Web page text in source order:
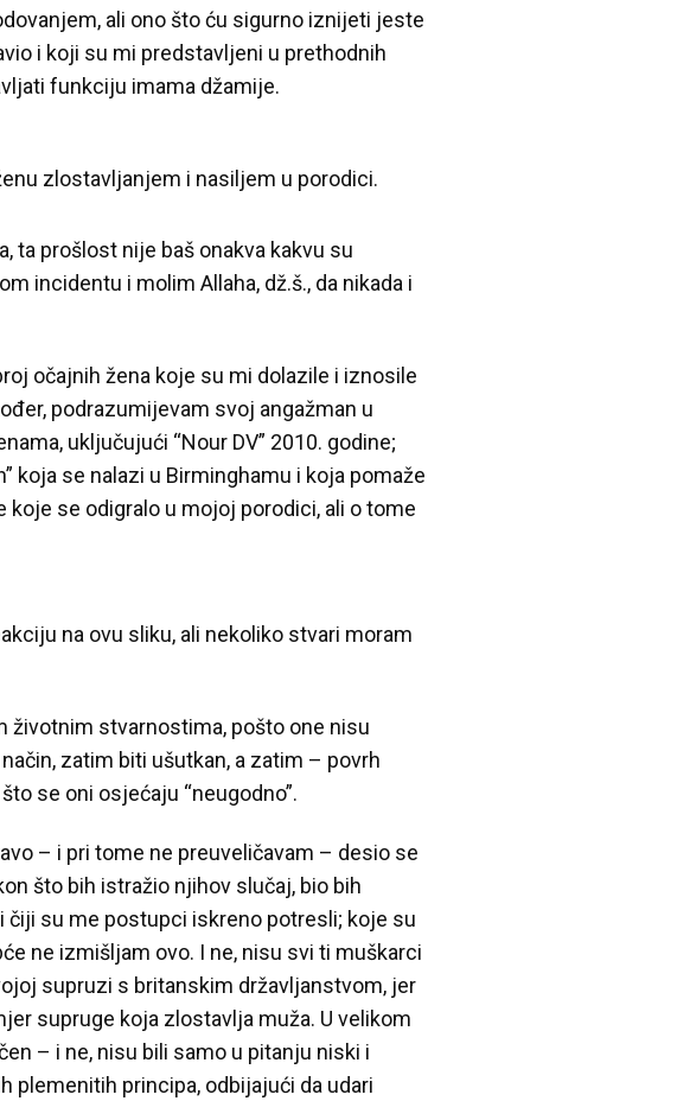
ali ono što ću sigurno iznijeti jeste
i koji su mi predstavljeni u prethodnih
funkciju imama džamije.
zlostavljanjem i nasiljem u porodici.
ta prošlost nije baš onakva kakvu su
incidentu i molim Allaha, dž.š., da nikada i
očajnih žena koje su mi dolazile i iznosile
podrazumijevam svoj angažman u
uključujući “Nour DV” 2010. godine;
koja se nalazi u Birminghamu i koja pomaže
se odigralo u mojoj porodici, ali o tome
na ovu sliku, ali nekoliko stvari moram
životnim stvarnostima, pošto one nisu
zatim biti ušutkan, a zatim – povrh
se oni osjećaju “neugodno”.
– i pri tome ne preuveličavam – desio se
što bih istražio njihov slučaj, bio bih
čiji su me postupci iskreno potresli; koje su
ne izmišljam ovo. I ne, nisu svi ti muškarci
supruzi s britanskim državljanstvom, jer
supruge koja zlostavlja muža. U velikom
– i ne, nisu bili samo u pitanju niski i
plemenitih principa, odbijajući da udari